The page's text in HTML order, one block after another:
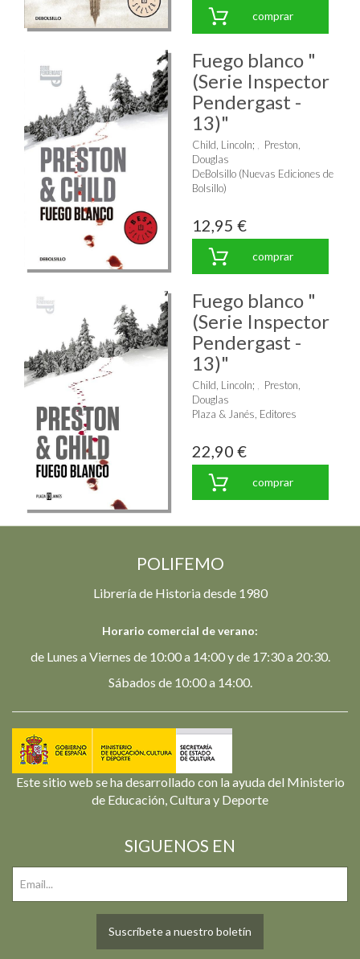
comprar
Fuego blanco "
(Serie Inspector
Pendergast -
13)"
Child, Lincoln;
Preston,
Douglas
DeBolsillo (Nuevas Ediciones de
Bolsillo)
12,95 €
comprar
Fuego blanco "
(Serie Inspector
Pendergast -
13)"
Child, Lincoln;
Preston,
Douglas
Plaza & Janés, Editores
22,90 €
comprar
POLIFEMO
Librería de Historia desde 1980
Horario comercial de verano:
de Lunes a Viernes de 10:00 a 14:00 y de 17:30 a 20:30.
Sábados de 10:00 a 14:00.
Este sitio web se ha desarrollado con la ayuda del Ministerio
de Educación, Cultura y Deporte
SIGUENOS EN
Suscríbete a nuestro boletín